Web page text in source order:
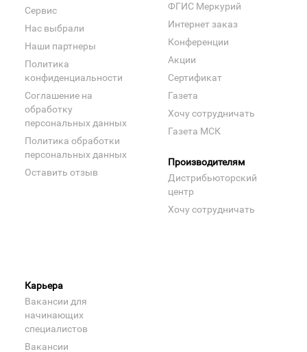
Сервис
Нас выбрали
Наши партнеры
Политика
конфиденциальности
Соглашение на
обработку
персональных данных
Политика обработки
персональных данных
Оставить отзыв
ФГИС Меркурий
Интернет заказ
Конференции
Акции
Сертификат
Газета
Хочу сотрудничать
Газета МСК
Производителям
Дистрибьюторский
центр
Хочу сотрудничать
Карьера
Вакансии для
начинающих
специалистов
Вакансии